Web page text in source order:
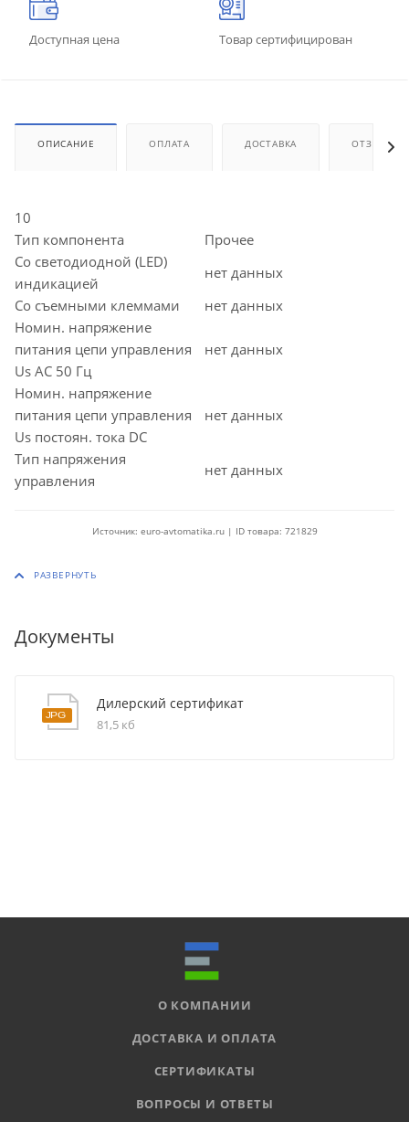
Доступная цена Товар сертифицирован
ОПИСАНИЕ ОПЛАТА ДОСТАВКА ОТЗЫВЫ
10
Тип компонента
Прочее
Со светодиодной (LED)
индикацией
нет данных
Со съемными клеммами
нет данных
Номин. напряжение
питания цепи управления
Us AC 50 Гц
нет данных
Номин. напряжение
питания цепи управления
Us постоян. тока DC
нет данных
Тип напряжения
управления
нет данных
Источник: euro-avtomatika.ru | ID товара: 721829
Документы
Дилерский сертификат
81,5 кб
О КОМПАНИИ
ДОСТАВКА И ОПЛАТА
СЕРТИФИКАТЫ
ВОПРОСЫ И ОТВЕТЫ